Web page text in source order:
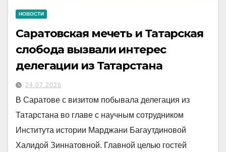
НОВОСТИ
Саратовская мечеть и Татарская
слобода вызвали интерес
делегации из Татарстана
24.07.2026
В Саратове с визитом побывала делегация из
Татарстана во главе с научным сотрудником
Института истории Марджани Багаутдиновой
Халидой Зиннатовной. Главной целью гостей